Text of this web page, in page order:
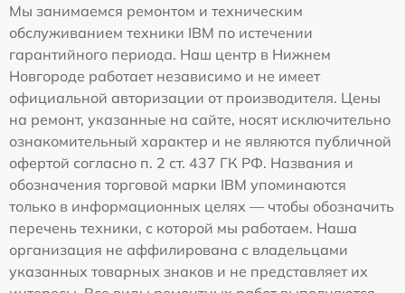
Мы занимаемся ремонтом и техническим
обслуживанием техники IBM по истечении
гарантийного периода. Наш центр в Нижнем
Новгороде работает независимо и не имеет
официальной авторизации от производителя. Цены
на ремонт, указанные на сайте, носят исключительно
ознакомительный характер и не являются публичной
офертой согласно п. 2 ст. 437 ГК РФ. Названия и
обозначения торговой марки IBM упоминаются
только в информационных целях — чтобы обозначить
перечень техники, с которой мы работаем. Наша
организация не аффилирована с владельцами
указанных товарных знаков и не представляет их